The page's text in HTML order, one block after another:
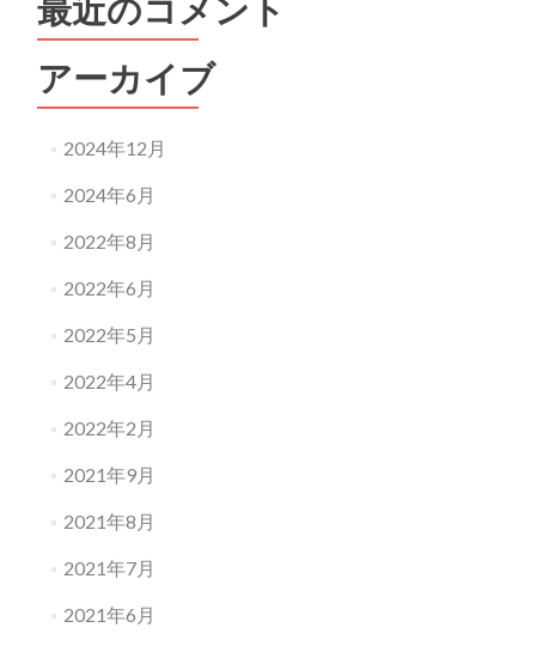
最近のコメント
アーカイブ
2024年12月
2024年6月
2022年8月
2022年6月
2022年5月
2022年4月
2022年2月
2021年9月
2021年8月
2021年7月
2021年6月